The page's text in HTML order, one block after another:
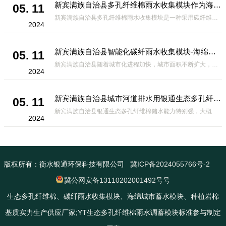
05. 11
2024
新宾满族自治县多孔纤维棉雨水收集模块作为海绵城市建设中的一种创新材料
新宾满族自治县多孔纤维棉雨水收集模块是一种采用碳纤维和高分子材料复合而成的新型材料。它拥有高度多孔的结构，能够有效吸收和储存雨水，同时利用其独特的导流设计，将雨水迅速排出，有效防止城市内涝的发生。此外，该材料还具有
05. 11
2024
新宾满族自治县智能化碳纤雨水收集模块-海绵城市排水蓄水系统的优选项
新宾满族自治县随着城市化进程加快，城市面积不断扩大，给城市带来的问题也随之增加。其中之一就是水资源的短缺。雨水收集是一种解决城市水资源短缺的有效途径。在雨水收集技术中，智能化碳纤雨水收集模块的出现，为解决城市水资源
05. 11
2024
新宾满族自治县城市河道排水用银通生态多孔纤维棉 渗透性好重量轻
新宾满族自治县银通生态多孔纤维棉储水能力特别强，大概是土壤的6倍，所以在下暴雨或者是严重的雨雪天气时，能将降水量很好的吸收掉，到了天气晴朗之后又会将这些水分蒸发到空气中。这种材料在绿化环保上能起到很大的作用，能够大
版权所有：衡水银通环保科技有限公司
冀ICP备2024055766号-2
冀公网安备13110202001492号号
生态多孔纤维棉、碳纤雨水收集模块、海绵城市蓄水模块、种植岩棉
基质实力生产供应厂家;YT生态多孔纤维棉雨水调蓄模块标准参与制定